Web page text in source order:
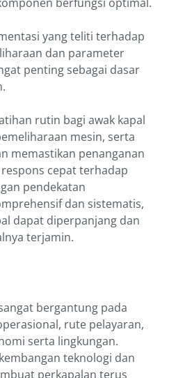
yang teliti terhadap
dan parameter
penting sebagai dasar
rutin bagi awak kapal
mesin, serta
memastikan penanganan
cepat terhadap
pendekatan
dan sistematis,
dapat diperpanjang dan
terjamin.
bergantung pada
rute pelayaran,
serta lingkungan.
teknologi dan
perkapalan terus